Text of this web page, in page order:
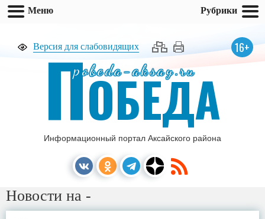
Версия для слабовидящих 16+
pobeda-aksay.ru
ПОБЕДА
Информационный портал Аксайского района
Новости на -
Меню Рубрики